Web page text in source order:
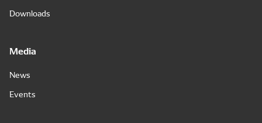
Downloads
Media
News
Events